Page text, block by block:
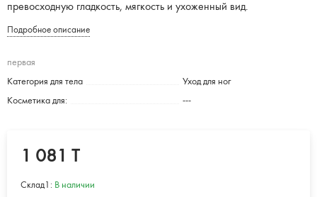
превосходную гладкость, мягкость и ухоженный вид.
Подробное описание
первая
Категория для тела Уход для ног
Косметика для: ---
1 081 T
Склад1: В наличии